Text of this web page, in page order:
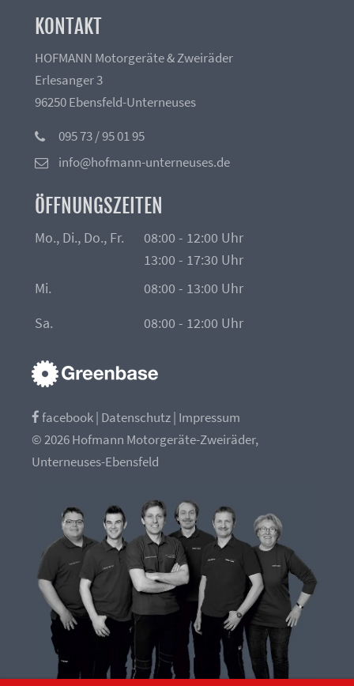
KONTAKT
HOFMANN Motorgeräte & Zweiräder
Erlesanger 3
96250 Ebensfeld-Unterneuses
095 73 / 95 01 95
info@hofmann-unterneuses.de
ÖFFNUNGSZEITEN
Mo., Di., Do., Fr.
08:00 - 12:00 Uhr
13:00 - 17:30 Uhr
Mi.
08:00 - 13:00 Uhr
Sa.
08:00 - 12:00 Uhr
facebook| Datenschutz| Impressum
© 2026 Hofmann Motorgeräte-Zweiräder,
Unterneuses-Ebensfeld